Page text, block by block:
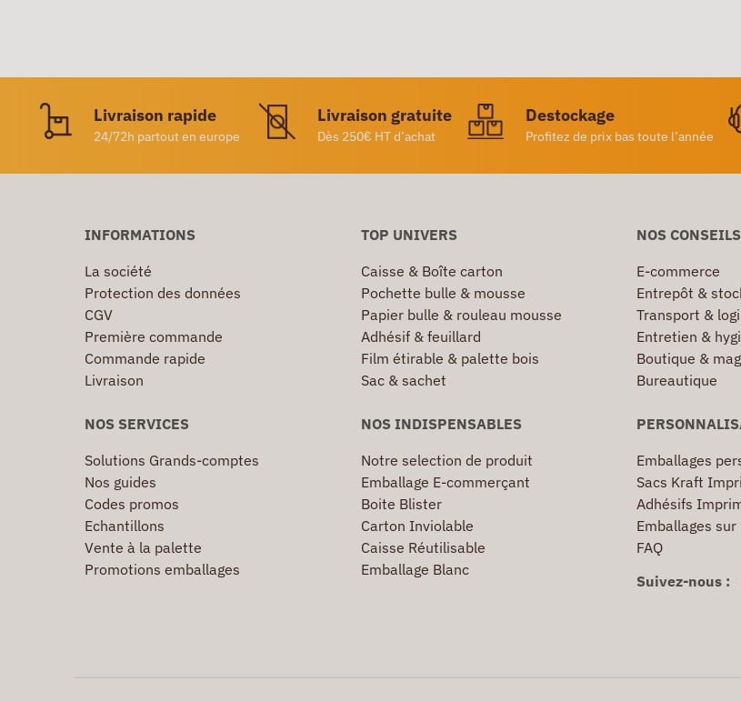
Livraison rapide
24/72h partout en europe
Livraison gratuite
Dès 250€ HT d’achat
Destockage
Profitez de prix bas toute l’année
INFORMATIONS
La société
Protection des données
CGV
Première commande
Commande rapide
Livraison
TOP UNIVERS
Caisse & Boîte carton
Pochette bulle & mousse
Papier bulle & rouleau mousse
Adhésif & feuillard
Film étirable & palette bois
Sac & sachet
NOS
E-commerce
Entrepôt &
Transport &
Entretien &
Boutique &
Bureautique
NOS SERVICES
Solutions Grands-comptes
Nos guides
Codes promos
Echantillons
Vente à la palette
Promotions emballages
NOS INDISPENSABLES
Notre selection de produit
Emballage E-commerçant
Boite Blister
Carton Inviolable
Caisse Réutilisable
Emballage Blanc
Emballages
Sacs Kraft
Adhésifs
Emballages
FAQ
Suivez-nous :